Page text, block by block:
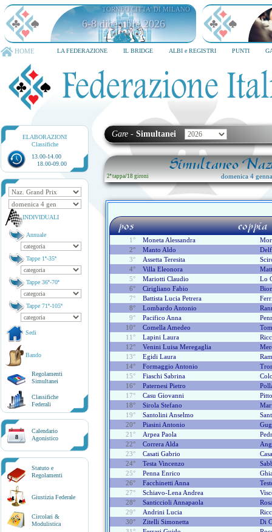
TORNEO CITTA' DI MILANO
6-8 dicembre 2026
HOME LA FEDERAZIONE IL BRIDGE ALBI e REGISTRI PUNTI
ELABORAZIONI
Classifiche
13.00-14.00
18.00-09.00
INDIVIDUALI
Annuale
Tappe 1ª-35ª
Tappe 36ª-70ª
Tappe 71ª-105ª
Sedi
Bando
Regolamenti
Simultanei
Classifiche
Federali
8
Calendario
Agonistico
Statuto e
Regolamenti
Giustizia Federale
Circolari &
Modulistica
Gare - Simultanei
Simultaneo
2ª tappa/18 gironi domenica 4
pos coppia
1° Moneta Alessandra
2°
Manto Aldo
3°
Assetta Teresita
4°
Villa Eleonora
5°
Mariotti Claudio
Lo
6°
Cirigliano Fabio
7°
Battista Lucia Petrera
8°
Lombardo Antonio
9°
Pacifico Anna
10°
Comella Amedeo
11°
Lapini Laura
12°
Venini Luisa Meregaglia
13°
Egidi Laura
14°
Formaggio Antonio
15°
Fiaschi Sabrina
16°
Paternesi Pietro
17°
Casu Giovanni
18°
Sirola Stefano
19°
Santolini Anselmo
20°
Piasini Antonio
21°
Arpea Paola
22°
Correra Alda
23°
Casati Gabrio
24°
Testa Vincenzo
25°
Penna Enrico
26°
Facchinetti Anna
27°
Schiavo-Lena Andrea
28°
Santiccioli Annapaola
29°
Andrini Lucia
30°
Zitelli Simonetta
Di